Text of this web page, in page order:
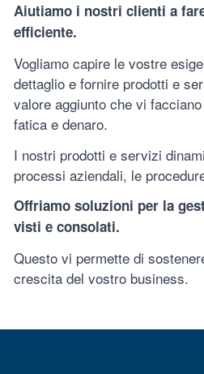
Aiutiamo i nostri clienti a
efficiente.
Vogliamo capire le vostre
dettaglio e fornire prodotti e
valore aggiunto che vi
fatica e denaro.
I nostri prodotti e servizi
processi aziendali, le
Offriamo soluzioni per la
visti e consolati.
Questo vi permette di
crescita del vostro business.